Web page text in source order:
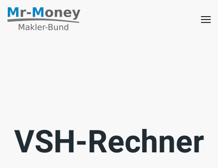
Zum Hauptinhalt springen
VSH-Rechner